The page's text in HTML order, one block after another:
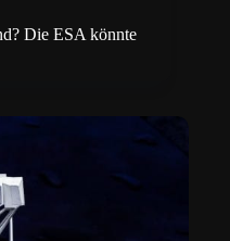
Die ESA könnte